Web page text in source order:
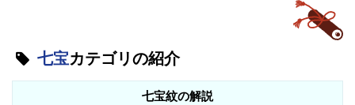
七宝カテゴリの紹介
七宝紋の解説